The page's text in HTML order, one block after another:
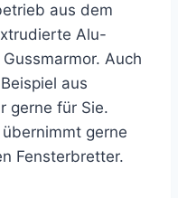
aus dem
Alu-
Auch
aus
gerne für Sie.
gerne
Fensterbretter.